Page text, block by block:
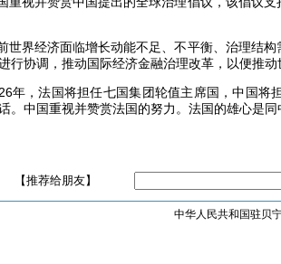
世界经济面临增长动能不足、不平衡、治理结
行协调，推动国际经济金融治理改革，以便推动
年，法国将担任七国集团轮值主席国，中国将
。中国重视并赞赏法国的努力。法国的雄心是
【推荐给朋友】
中华人民共和国驻贝